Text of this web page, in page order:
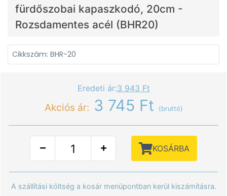
fürdőszobai kapaszkodó, 20cm -
Rozsdamentes acél (BHR20)
Cikkszám: BHR-20
Eredeti ár:3 943 Ft
Akciós ár: 3 745 Ft (bruttó)
KOSÁRBA
A szállítási költség a kosár menüpontban kerül kiszámításra.